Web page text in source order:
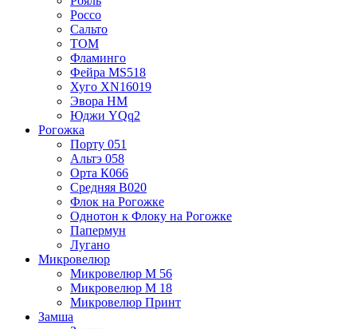
Россо
Сальто
TOM
Фламинго
Фейра MS518
Хуго XN16019
Эвора HM
Юджи YQq2
Рогожка
Порту 051
Альтэ 058
Орта К066
Средняя B020
Флок на Рогожке
Однотон к Флоку на Рогожке
Папермун
Лугано
Микровелюр
Микровелюр М 56
Микровелюр М 18
Микровелюр Принт
Замша